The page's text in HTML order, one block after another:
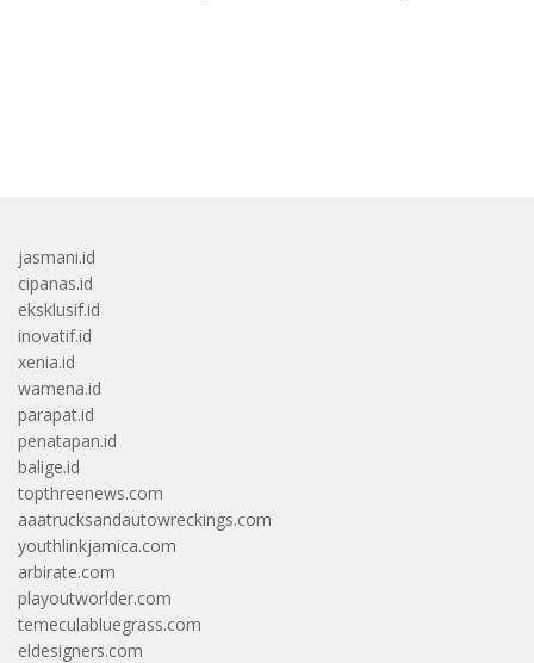
jasmani.id
cipanas.id
eksklusif.id
inovatif.id
xenia.id
wamena.id
parapat.id
penatapan.id
balige.id
topthreenews.com
aaatrucksandautowreckings.com
youthlinkjamica.com
arbirate.com
playoutworlder.com
temeculabluegrass.com
eldesigners.com